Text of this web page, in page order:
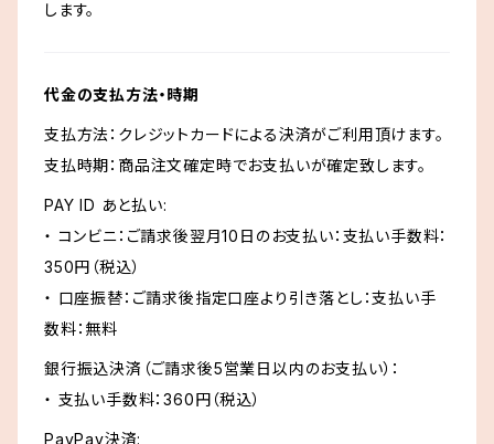
します。
代金の支払方法・時期
支払方法：クレジットカードによる決済がご利用頂けます。
支払時期：商品注文確定時でお支払いが確定致します。
PAY ID あと払い:
・ コンビニ：ご請求後翌月10日のお支払い：支払い手数料：
350円（税込）
・ 口座振替：ご請求後指定口座より引き落とし：支払い手
数料：無料
銀行振込決済（ご請求後5営業日以内のお支払い）：
・ 支払い手数料：360円（税込）
PayPay決済: